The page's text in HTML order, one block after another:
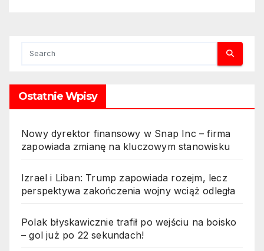
Ostatnie Wpisy
Nowy dyrektor finansowy w Snap Inc – firma
zapowiada zmianę na kluczowym stanowisku
Izrael i Liban: Trump zapowiada rozejm, lecz
perspektywa zakończenia wojny wciąż odległa
Polak błyskawicznie trafił po wejściu na boisko
– gol już po 22 sekundach!